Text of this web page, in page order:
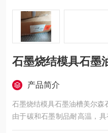
石墨烧结模具石墨
产品简介
石墨烧结模具石墨油槽美尔森
由于碳和石墨制品耐高温，
多冶金炉衬可以用碳块建造